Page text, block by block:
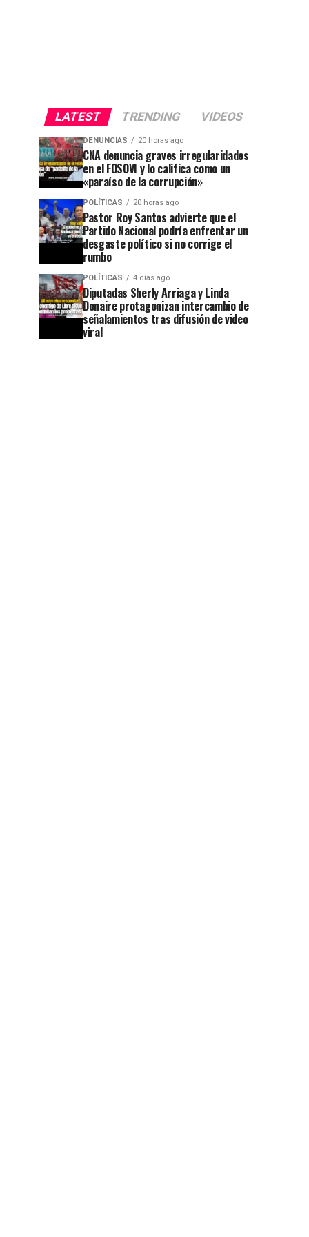
LATEST TRENDING VIDEOS
DENUNCIAS 20 horas ago
CNA denuncia graves irregularidades
en el FOSOVI y lo califica como un
«paraíso de la corrupción»
POLÍTICAS 20 horas ago
Pastor Roy Santos advierte que el
Partido Nacional podría enfrentar un
desgaste político si no corrige el
rumbo
POLÍTICAS 4 días ago
Diputadas Sherly Arriaga y Linda
Donaire protagonizan intercambio de
señalamientos tras difusión de video
viral